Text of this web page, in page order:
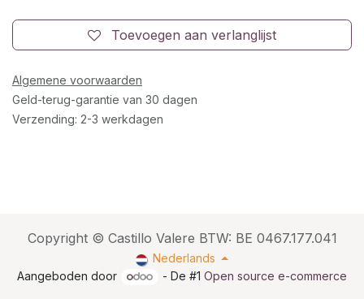
Toevoegen aan verlanglijst
Algemene voorwaarden
Geld-terug-garantie van 30 dagen
Verzending: 2-3 werkdagen
Copyright © Castillo Valere BTW: BE 0467.177.041
Nederlands
Aangeboden door
- De #1Open source e-commerce